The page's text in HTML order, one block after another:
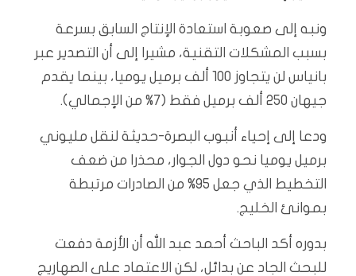
ونبه إلى صعوبة استعادة الإنتاج السابق بسرعة
بسبب المشكلات التقنية، مشيرا إلى أن التصدير عبر
بانياس لن يتجاوز 100 ألف برميل يوميا، بينما يقدم
جيهان 250 ألف برميل فقط (7% من الإجمالي).
ودعا إلى إحياء أنبوب البصرة-حديثة لنقل مليوني
برميل يوميا نحو دول الجوار، محذرا من ضعف
التخطيط الذي جعل 95% من الصادرات مرتبطة
بموانئ الخليج.
بدوره أكد الباحث أحمد عبد الله أن الأزمة دفعت
للبحث الجاد عن بدائل، لكن الاعتماد على الصهاريج